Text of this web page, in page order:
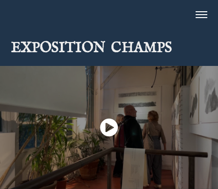
EXPOSITION  CHAMPS